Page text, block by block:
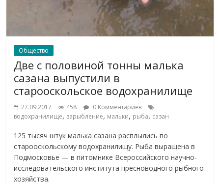
Общество
Две с половиной тонны малька
сазана выпустили в
старооскольское водохранилище
27.09.2017 458
0 Комментариев
водохранилище, зарыбление, мальки, рыба, сазан
125 тысяч штук малька сазана расплылись по
старооскольскому водохранилищу. Рыба выращена в
Подмосковье — в питомнике Всероссийского научно-
исследовательского института пресноводного рыбного
хозяйства.